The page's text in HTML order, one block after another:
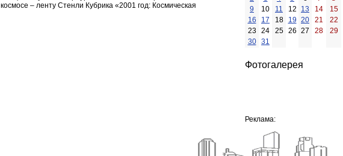
– ленту Стенли Кубрика «2001 год: Космическая
9
10 11 12 13 14
15
16
17 18 19 20 21
22
23
24 25 26 27 28
29
30
31
Фотогалерея
Реклама: